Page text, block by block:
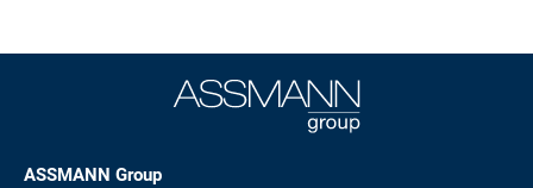
ASSMANN Group